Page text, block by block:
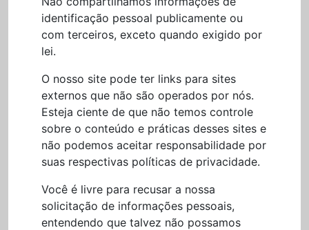
identificação pessoal publicamente ou
com terceiros, exceto quando exigido por
lei.
O nosso site pode ter links para sites
externos que não são operados por nós.
Esteja ciente de que não temos controle
sobre o conteúdo e práticas desses sites e
não podemos aceitar responsabilidade por
suas respectivas políticas de privacidade.
Você é livre para recusar a nossa
solicitação de informações pessoais,
entendendo que talvez não possamos